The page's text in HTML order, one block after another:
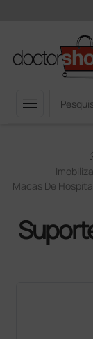
menu
Macas De